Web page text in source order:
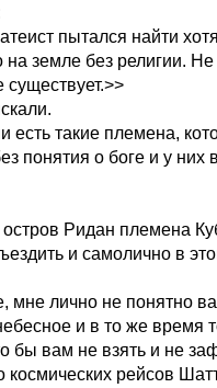
пытался найти
на земле без религии.
существует.>>
есть такие племена,
понятия о боге и у них
Ридан племена
и самолично в
мне лично не понятно
и в то же время
бы вам не взять и не
космических рейсов